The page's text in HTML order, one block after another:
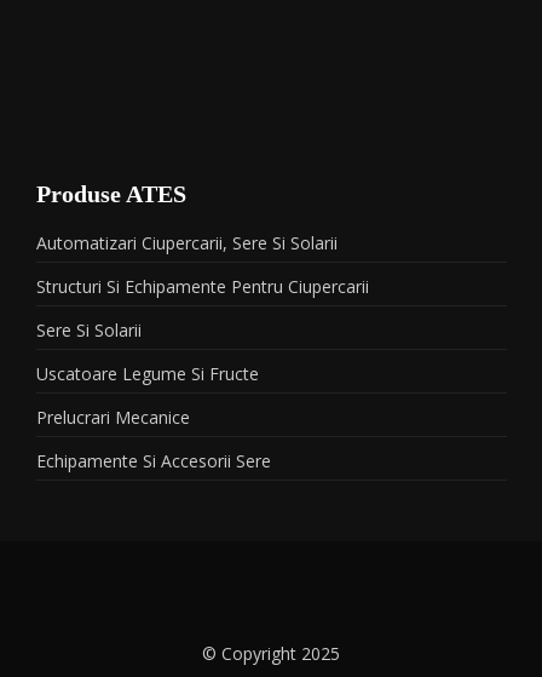
Produse ATES
Automatizari Ciupercarii, Sere Si Solarii
Structuri Si Echipamente Pentru Ciupercarii
Sere Si Solarii
Uscatoare Legume Si Fructe
Prelucrari Mecanice
Echipamente Si Accesorii Sere
© Copyright 2025